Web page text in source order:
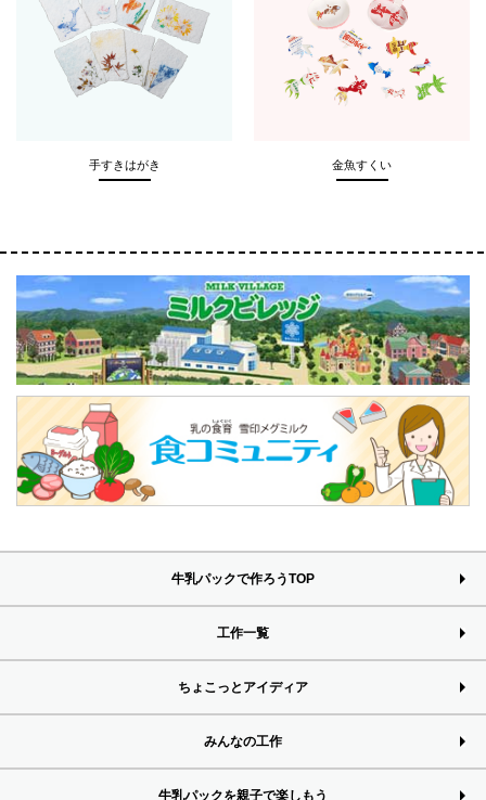
手すきはがき 金魚すくい
牛乳パックで作ろうTOP
工作一覧
ちょこっとアイディア
みんなの工作
牛乳パックを親子で楽しもう